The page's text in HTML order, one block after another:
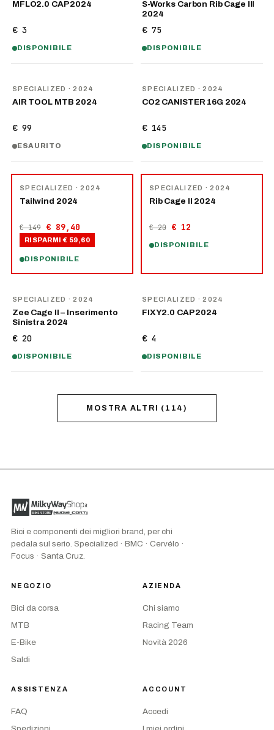
MFLO2.0 CAP 2024
€ 3
DISPONIBILE
S-Works Carbon Rib Cage III
2024
€ 75
DISPONIBILE
SPECIALIZED · 2024
AIR TOOL MTB 2024
€ 99
ESAURITO
SPECIALIZED · 2024
CO2 CANISTER 16G 2024
€ 145
DISPONIBILE
SPECIALIZED · 2024
Tailwind 2024
€ 149 € 89,40
RISPARMI € 59,60
DISPONIBILE
SPECIALIZED · 2024
Rib Cage II 2024
€ 20 € 12
DISPONIBILE
SPECIALIZED · 2024
Zee Cage II – Inserimento
Sinistra 2024
€ 20
DISPONIBILE
SPECIALIZED · 2024
FIXY2.0 CAP 2024
€ 4
DISPONIBILE
MOSTRA ALTRI ( 114 )
Bici e componenti dei migliori brand, per chi
pedala sul serio. Specialized · BMC · Cervélo ·
Focus · Santa Cruz.
NEGOZIO
Bici da corsa
MTB
E-Bike
Saldi
AZIENDA
Chi siamo
Racing Team
Novità 2026
ASSISTENZA
FAQ
ACCOUNT
Accedi